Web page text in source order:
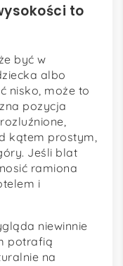
to
być w
albo
nisko, może to
pozycja
kątem prostym,
Jeśli blat
ramiona
i
niewinnie
potrafią
na